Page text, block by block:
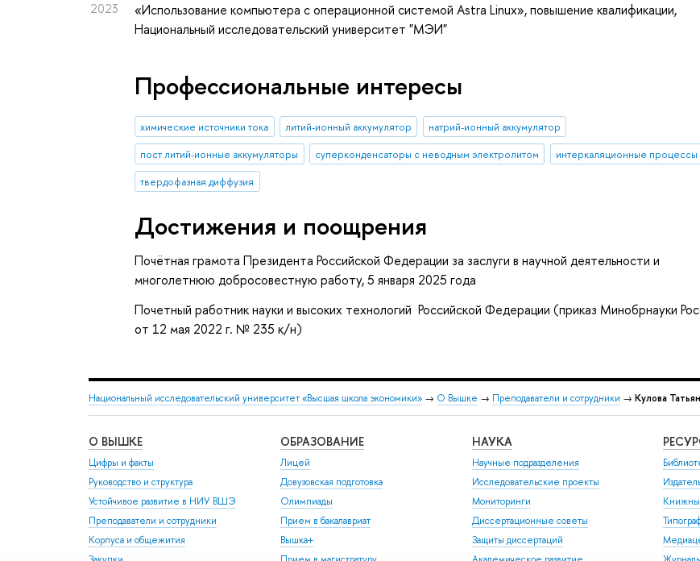
2023 «Использование компьютера с операционной системой Astra Linux», повышение квалификации,
Национальный исследовательский университет "МЭИ"
Профессиональные интересы
химические источники тока литий-ионный аккумулятор
натрий-ионный аккумулятор
пост литий-ионные аккумуляторы
суперконденсаторы с неводным электролитом
интеркаляционные процессы
твердофазная диффузия
Достижения и поощрения
Почётная грамота Президента Российской Федерации за заслуги в научной деятельности и
многолетнюю добросовестную работу, 5 января 2025 года
Почетный работник науки и высоких технологий Российской Федерации (приказ Минобрнауки
от 12 мая 2022 г. № 235 к/н)
Национальный исследовательский университет «Высшая школа экономики» → О Вышке → Преподаватели и сотрудники → Кулова
О ВЫШКЕ
Цифры и факты
Руководство и структура
Устойчивое развитие в НИУ ВШЭ
Преподаватели и сотрудники
Корпуса и общежития
ОБРАЗОВАНИЕ
Лицей
Довузовская подготовка
Олимпиады
Прием в бакалавриат
Вышка+
НАУКА
Научные подразделения
Исследовательские проекты
Мониторинги
Диссертационные советы
Защиты диссертаций